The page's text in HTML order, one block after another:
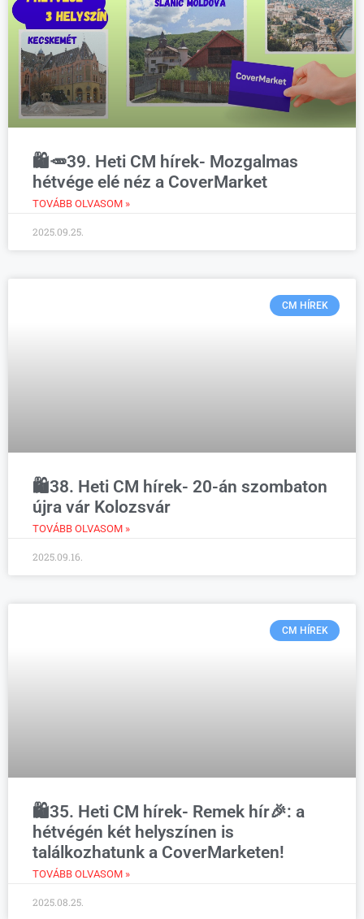
🛍️🥕39. Heti CM hírek- Mozgalmas
hétvége elé néz a CoverMarket
TOVÁBB OLVASOM »
2025.09.25.
CM HÍREK
🛍️38. Heti CM hírek- 20-án szombaton
újra vár Kolozsvár
TOVÁBB OLVASOM »
2025.09.16.
CM HÍREK
🛍️35. Heti CM hírek- Remek hír🎉: a
hétvégén két helyszínen is
találkozhatunk a CoverMarketen!
TOVÁBB OLVASOM »
2025.08.25.